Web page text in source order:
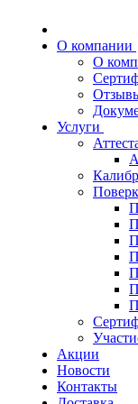
О компании
О
Услуги
Акции
Новости
Контакты